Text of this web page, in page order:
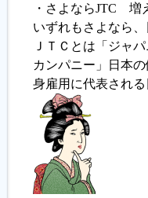
・さよならJTC 増
いずれもさよなら
ＪＴＣとは「ジャ
カンパニー」日本
身雇用に代表され